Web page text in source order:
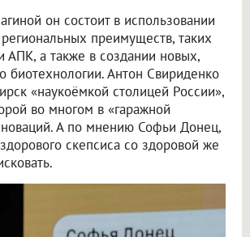
он состоит в использовании
преимуществ, таких
АПК, а также в создании новых,
биотехнологии. Антон Свириденко
«наукоёмкой столицей России»,
во многом в «гаражной
А по мнению Софьи Донец,
скепсиса со здоровой же